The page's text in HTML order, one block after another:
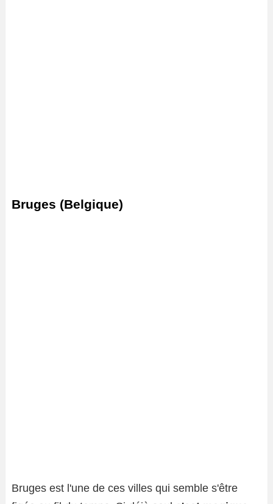
Bruges (Belgique)
Bruges est l'une de ces villes qui semble s'être